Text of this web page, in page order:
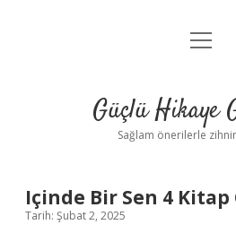
Anasayfa
Yasal
menüyü
Güçlü Hikaye
Sağlam önerilerle
Içinde Bir Sen 4 Kitap
Tarih: Şubat 2, 2025